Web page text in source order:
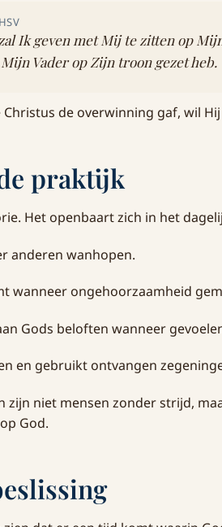
Ik geven met Mij te zitten op
Vader op Zijn troon gezet heb.
de overwinning gaf, wil
praktijk
Het openbaart zich in het
anderen wanhopen.
wanneer ongehoorzaamheid
Gods beloften wanneer
en gebruikt ontvangen
zijn niet mensen zonder strijd,
God.